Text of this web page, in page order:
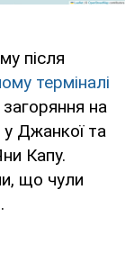
після
терміналі
на
у Джанкої та
Капу.
що чули